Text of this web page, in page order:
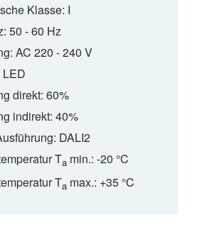
Klasse: I
50 - 60 Hz
AC 220 - 240 V
LED
direkt: 60%
indirekt: 40%
DALI2
Tamin.: -20 °C
Tamax.: +35 °C